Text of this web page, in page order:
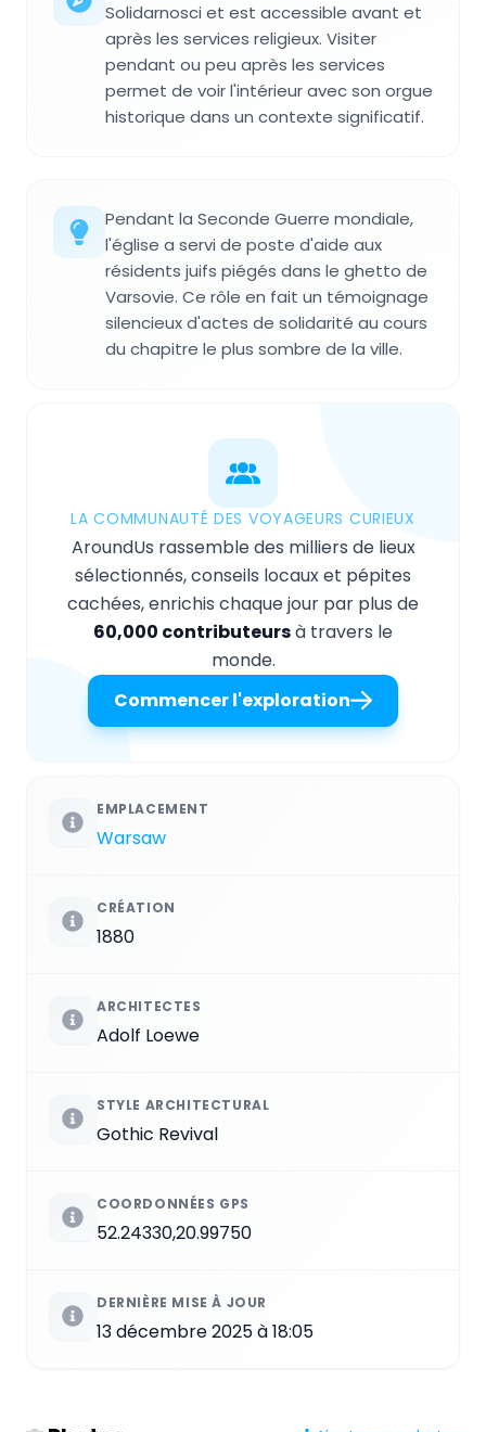
Solidarnosci et est accessible avant et
après les services religieux. Visiter
pendant ou peu après les services
permet de voir l'intérieur avec son orgue
historique dans un contexte significatif.
Pendant la Seconde Guerre mondiale,
l'église a servi de poste d'aide aux
résidents juifs piégés dans le ghetto de
Varsovie. Ce rôle en fait un témoignage
silencieux d'actes de solidarité au cours
du chapitre le plus sombre de la ville.
LA COMMUNAUTÉ DES VOYAGEURS CURIEUX
AroundUs rassemble des milliers de lieux
sélectionnés, conseils locaux et pépites
cachées, enrichis chaque jour par plus de
60,000 contributeursà travers le
monde.
Commencer l'exploration
EMPLACEMENT
Warsaw
CRÉATION
1880
ARCHITECTES
Adolf Loewe
STYLE ARCHITECTURAL
Gothic Revival
COORDONNÉES GPS
52.24330,20.99750
DERNIÈRE MISE À JOUR
13 décembre 2025 à 18:05